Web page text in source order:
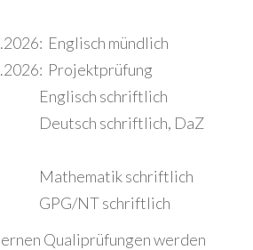
Englisch mündlich
Projektprüfung
Englisch schriftlich
Deutsch schriftlich, DaZ
Mathematik schriftlich
GPG/NT schriftlich
Qualiprüfungen werden